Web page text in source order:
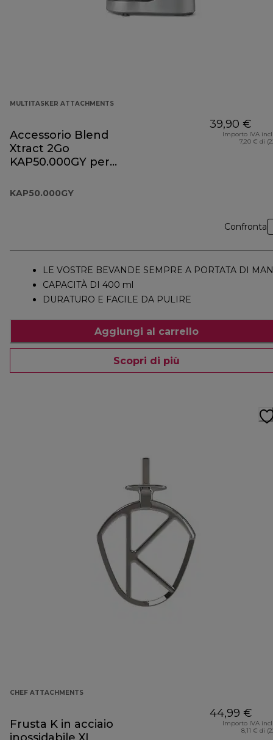
MULTITASKER ATTACHMENTS
Accessorio Blend
Xtract 2Go
KAP50.000GY per
KAP50.000GY
39,90 €
Importo IVA
7,20 € di
Confronta
LE VOSTRE BEVANDE SEMPRE A PORTATA DI
CAPACITÀ DI 400 ml
DURATURO E FACILE DA PULIRE
Aggiungi al carrello
Scopri di più
CHEF ATTACHMENTS
Frusta K in acciaio
44,99 €
Importo IVA
8,11 € di